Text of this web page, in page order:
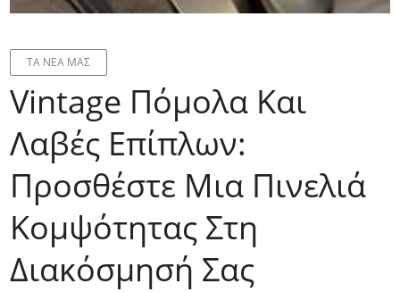
ΤΑ ΝΕΑ ΜΑΣ
Vintage Πόμολα Και
Λαβές Επίπλων:
Προσθέστε Μια Πινελιά
Κομψότητας Στη
Διακόσμησή Σας